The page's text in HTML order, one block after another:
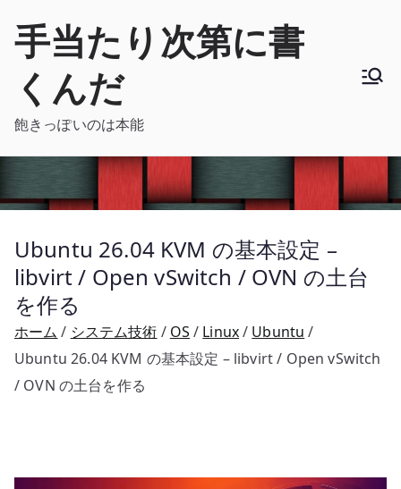
手当たり次第に書
くんだ
飽きっぽいのは本能
Ubuntu 26.04 KVM の基本設定 –
libvirt / Open vSwitch / OVN の土台
を作る
ホーム システム技術 OS Linux
Ubuntu
Ubuntu 26.04 KVM の基本設定 – libvirt / Open vSwitch
/ OVN の土台を作る